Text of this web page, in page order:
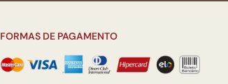
FORMAS DE PAGAMENTO